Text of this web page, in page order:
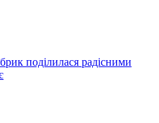
поділилася радісними